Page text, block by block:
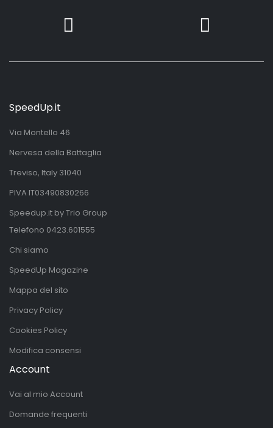
SpeedUp.it
Via Montello 46
Nervesa della Battaglia
Treviso, Italy 31040
PIVA IT03490830266
Speedup.it by Trio Group
Telefono 0423.601555
Chi siamo
SpeedUp Magazine
Mappa del sito
Privacy Policy
Cookies Policy
Modifica consensi
Account
Vai al mio Account
Domande frequenti